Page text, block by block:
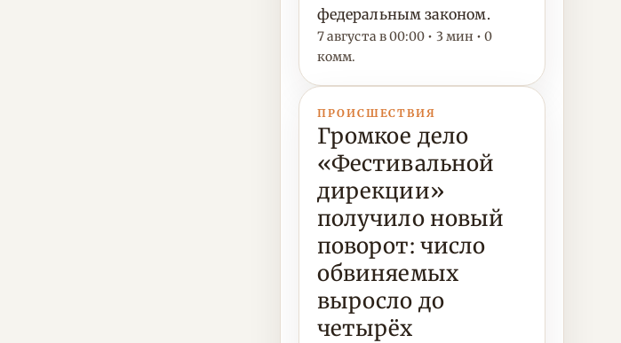
федеральным законом.
7 августа в 00:00 • 3 мин • 0
комм.
ПРОИСШЕСТВИЯ
Громкое дело
«Фестивальной
дирекции»
получило новый
поворот: число
обвиняемых
выросло до
четырёх